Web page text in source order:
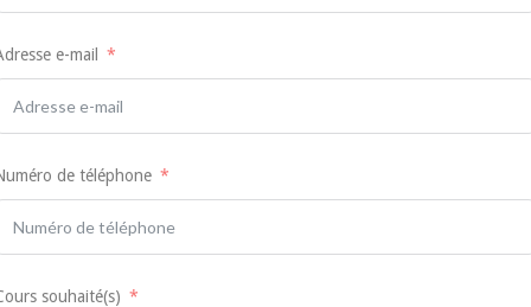
e-mail
de téléphone
souhaité(s)